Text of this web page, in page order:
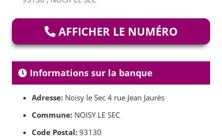
AFFICHER LE NUMÉRO
Informations sur la banque
Adresse: Noisy le Sec 4 rue Jean Jaurès
Commune: NOISY LE SEC
Code Postal: 93130